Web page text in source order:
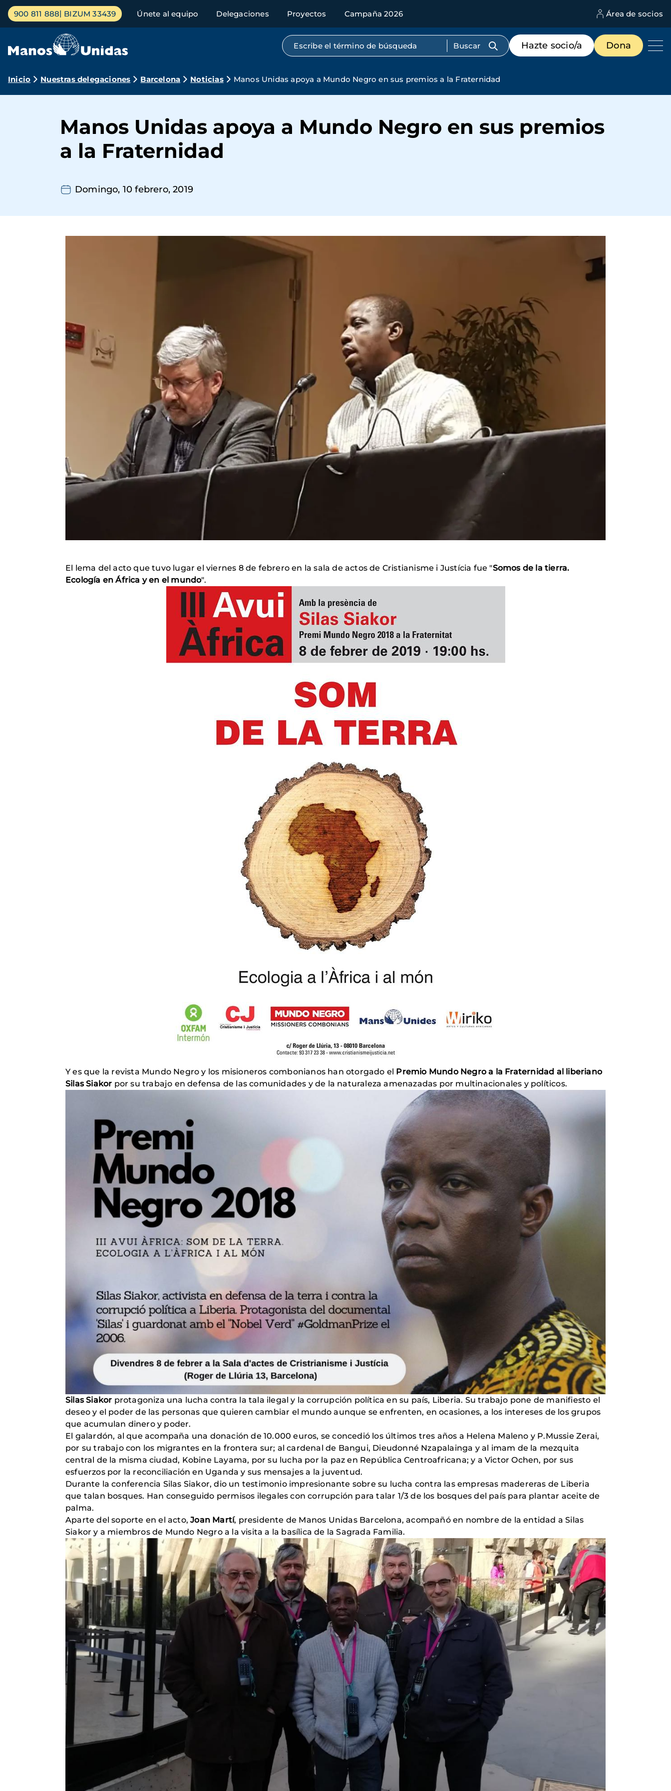
Pasar
contenido
Menú
principal
900 811 888 BIZUM 33439 Únete al equipo Delegaciones Proyectos Campaña 2026 Área de socios
Búsqueda por texto completo
Menú
de
destacados
Hazte socio/a Dona
Ruta
navegación
Inicio Nuestras delegaciones Barcelona Noticias Manos Unidas apoya a Mundo Negro en sus premios a la Fraternidad
Manos Unidas apoya a Mundo Negro en sus premios
a la Fraternidad
Domingo, 10 febrero, 2019
El lema del acto que tuvo lugar el viernes 8 de febrero en la sala de actos de Cristianisme i Justícia fue "Somos de la tierra.
Ecología en África y en el mundo".
Y es que la revista Mundo Negro y los misioneros combonianos han otorgado el Premio Mundo Negro a la Fraternidad al liberiano
Silas Siakor por su trabajo en defensa de las comunidades y de la naturaleza amenazadas por multinacionales y políticos.
Silas Siakor protagoniza una lucha contra la tala ilegal y la corrupción política en su país, Liberia. Su trabajo pone de manifiesto el
deseo y el poder de las personas que quieren cambiar el mundo aunque se enfrenten, en ocasiones, a los intereses de los grupos
que acumulan dinero y poder.
El galardón, al que acompaña una donación de 10.000 euros, se concedió los últimos tres años a Helena Maleno y P.Mussie Zerai,
por su trabajo con los migrantes en la frontera sur; al cardenal de Bangui, Dieudonné Nzapalainga y al imam de la mezquita
central de la misma ciudad, Kobine Layama, por su lucha por la paz en República Centroafricana; y a Victor Ochen, por sus
esfuerzos por la reconciliación en Uganda y sus mensajes a la juventud.
Durante la conferencia Silas Siakor, dio un testimonio impresionante sobre su lucha contra las empresas madereras de Liberia
que talan bosques. Han conseguido permisos ilegales con corrupción para talar 1/3 de los bosques del país para plantar aceite de
palma.
Aparte del soporte en el acto, Joan Martí, presidente de Manos Unidas Barcelona, acompañó en nombre de la entidad a Silas
Siakor y a miembros de Mundo Negro a la visita a la basílica de la Sagrada Familia.